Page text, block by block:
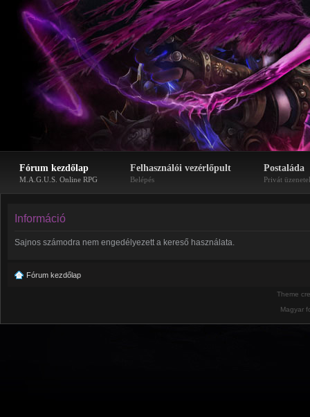
Fórum kezdőlap
M.A.G.U.S. Online RPG
Felhasználói vezérlőpult
Belépés
Postaláda
Privát
Információ
Sajnos számodra nem engedélyezett a kereső használata.
Fórum kezdőlap
Theme
Magyar